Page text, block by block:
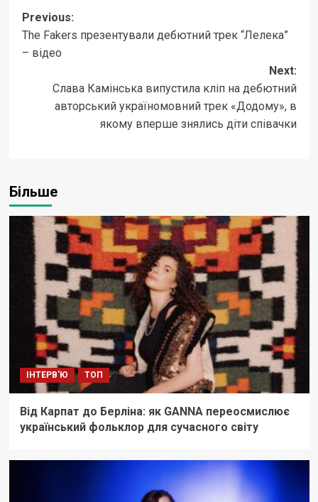
Post
navigation
Previous:
The Fakers презентували дебютний трек “Лелека”
– відео
Next:
Слава Камінська випустила кліп на дебютний
авторський україномовний трек «Додому», в
якому вперше знялись діти співачки
Більше
ІНТЕРВ'Ю ТОП
Від Карпат до Берліна: як GANNA переосмислює
український фольклор для сучасного світу